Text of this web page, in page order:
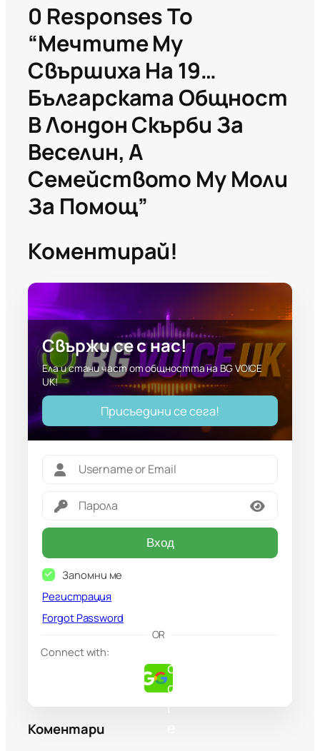
0 Responses To
“Мечтите Му
Свършиха На 19…
Българската Общност
В Лондон Скърби За
Веселин, А
Семейството Му Моли
За Помощ”
Коментирай!
Свържи се с нас!
Ела и стани част от общността на BG VOICE
UK!
Присъедини се сега!
Вход
Запомни ме
Регистрация
Forgot Password
OR
Connect with:
o
g
Коментари